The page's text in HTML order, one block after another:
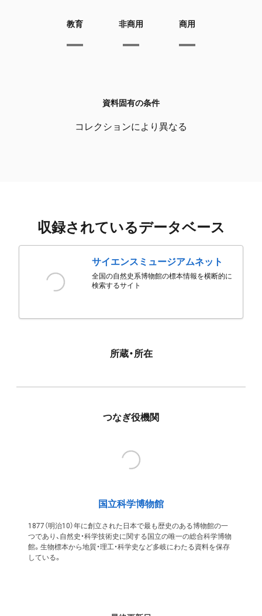
教育 非商用 商用
資料固有の条件
コレクションにより異なる
収録されているデータベース
サイエンスミュージアムネット
全国の自然史系博物館の標本情報を横断的に
検索するサイト
所蔵・所在
つなぎ役機関
国立科学博物館
1877（明治10）年に創立された日本で最も歴史のある博物館の一
つであり、自然史・科学技術史に関する国立の唯一の総合科学博物
館。生物標本から地質・理工・科学史など多岐にわたる資料を保存
している。